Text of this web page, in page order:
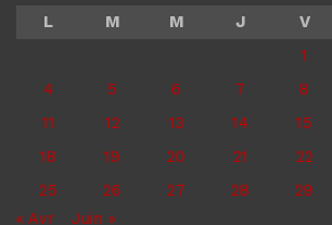
L
M M J V
1
4
5 6 7 8
11
12 13 14 15
18
19 20 21 22
25
26 27 28 29
« Avr
Juin »